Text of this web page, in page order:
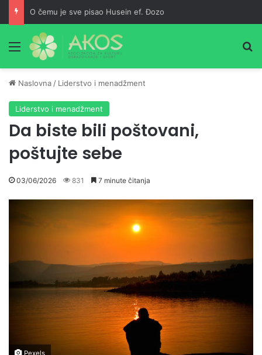
O čemu je sve pisao Husein ef. Đozo
Meni
Naslovna / Liderstvo i menadžment
Liderstvo i menadžment
Da biste bili poštovani,
poštujte sebe
03/06/2026 831 7 minute čitanja
Pexels